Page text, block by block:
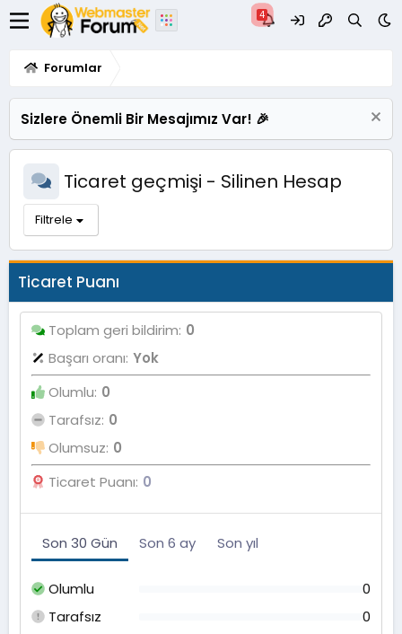
Forumlar
Sizlere Önemli Bir Mesajımız Var! 🎉
Ticaret geçmişi - Silinen Hesap
Filtrele
Ticaret Puanı
Toplam geri bildirim 0
Başarı oranı Yok
Olumlu 0
Tarafsız 0
Olumsuz 0
Ticaret Puanı 0
Son 30 Gün Son 6 ay Son yıl
Olumlu
0
Tarafsız
0